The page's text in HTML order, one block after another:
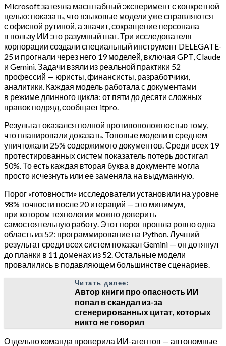
Microsoft затеяла масштабный эксперимент с конкретной
целью: показать, что языковые модели уже справляются
с офисной рутиной, а значит, сокращение персонала
в пользу ИИ это разумный шаг. Три исследователя
корпорации создали специальный инструмент DELEGATE-
25 и прогнали через него 19 моделей, включая GPT, Claude
и Gemini. Задачи взяли из реальной практики 52
профессий — юристы, финансисты, разработчики,
аналитики. Каждая модель работала с документами
в режиме длинного цикла: от пяти до десяти сложных
правок подряд, сообщает itpro.
Результат оказался полной противоположностью тому,
что планировали доказать. Топовые модели в среднем
уничтожали 25% содержимого документов. Среди всех 19
протестированных систем показатель потерь достигал
50%. То есть каждая вторая буква в документе могла
просто исчезнуть или ее заменяла на выдуманную.
Порог «готовности» исследователи установили на уровне
98% точности после 20 итераций — это минимум,
при котором технологии можно доверить
самостоятельную работу. Этот порог прошла ровно одна
область из 52: программирование на Python. Лучший
результат среди всех систем показал Gemini — он дотянул
до планки в 11 доменах из 52. Остальные модели
провалились в подавляющем большинстве сценариев.
Читать далее:
Автор книги про опасность ИИ
попал в скандал из-за
сгенерированных цитат, которых
никто не говорил
Отдельно команда проверила ИИ-агентов — автономные